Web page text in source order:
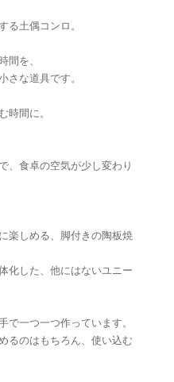
る土偶コンロ。
間を、
さな道具です。
時間に。
、食卓の空気が少し変わり
楽しめる、脚付きの陶板焼
化した、他にはないユニー
で一つ一つ作っています。
るのはもちろん、使い込む